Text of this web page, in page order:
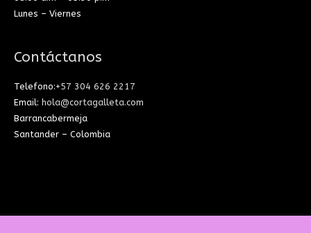
Lunes – Viernes
Contáctanos
Telefono:+57 304 626 2217
Email: hola@cortagalleta.com
Barrancabermeja
Santander – Colombia